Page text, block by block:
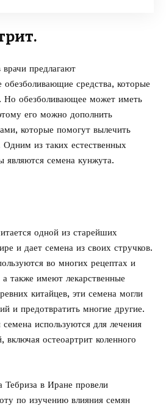
предлагают
обезболивающие средства, которые
Но обезболивающее может иметь
его можно дополнить
которые помогут вылечить
из таких естественных
являются семена кунжута.
одной из старейших
и дает семена из своих стручков.
во многих рецептах и
также имеют лекарственные
китайцев, эти семена могли
и предотвратить многие другие.
используются для лечения
включая остеоартрит коленного
Тебриза в Иране провели
по изучению влияния семян